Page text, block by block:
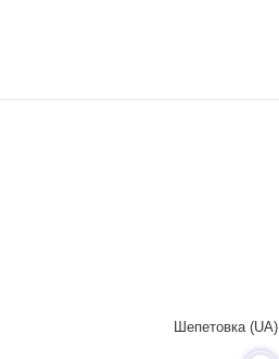
Шепетовка (UA)